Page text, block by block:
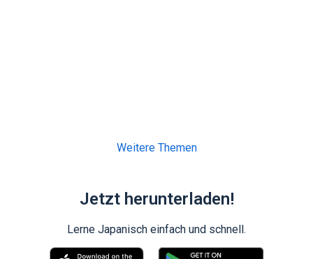
Weitere Themen
Jetzt herunterladen!
Lerne Japanisch einfach und schnell.